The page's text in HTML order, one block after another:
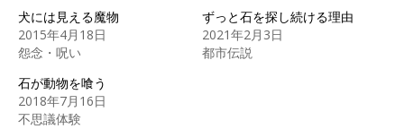
犬には見える魔物
2015年4月18日
怨念・呪い
ずっと石を探し続ける理由
2021年2月3日
都市伝説
石が動物を喰う
2018年7月16日
不思議体験